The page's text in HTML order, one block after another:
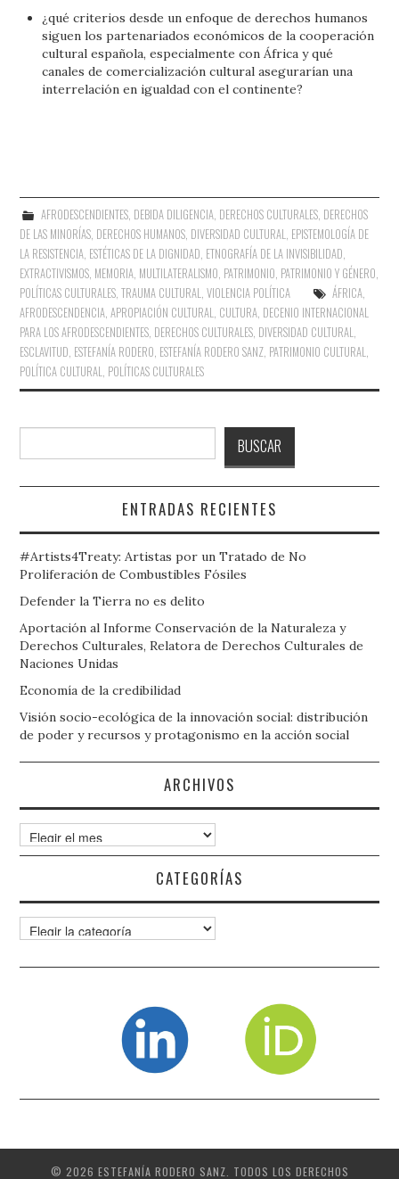
¿qué criterios desde un enfoque de derechos humanos
siguen los partenariados económicos de la cooperación
cultural española, especialmente con África y qué
canales de comercialización cultural asegurarían una
interrelación en igualdad con el continente?
AFRODESCENDIENTES, DEBIDA DILIGENCIA, DERECHOS CULTURALES, DERECHOS
DE LAS MINORÍAS, DERECHOS HUMANOS, DIVERSIDAD CULTURAL, EPISTEMOLOGÍA DE
LA RESISTENCIA, ESTÉTICAS DE LA DIGNIDAD, ETNOGRAFÍA DE LA INVISIBILIDAD,
EXTRACTIVISMOS, MEMORIA, MULTILATERALISMO, PATRIMONIO, PATRIMONIO Y GÉNERO,
POLÍTICAS CULTURALES,TRAUMA CULTURAL,VIOLENCIA POLÍTICA ÁFRICA,
AFRODESCENDENCIA,APROPIACIÓN CULTURAL, CULTURA, DECENIO INTERNACIONAL
PARA LOS AFRODESCENDIENTES, DERECHOS CULTURALES, DIVERSIDAD CULTURAL,
ESCLAVITUD, ESTEFANÍA RODERO, ESTEFANÍA RODERO SANZ, PATRIMONIO CULTURAL,
POLÍTICA CULTURAL, POLÍTICAS CULTURALES
BUSCAR
ENTRADAS RECIENTES
#Artists4Treaty: Artistas por un Tratado de No
Proliferación de Combustibles Fósiles
Defender la Tierra no es delito
Aportación al Informe Conservación de la Naturaleza y
Derechos Culturales, Relatora de Derechos Culturales de
Naciones Unidas
Economía de la credibilidad
Visión socio-ecológica de la innovación social: distribución
de poder y recursos y protagonismo en la acción social
ARCHIVOS
Archivos
CATEGORÍAS
Categorías
© 2026 ESTEFANÍA RODERO SANZ. TODOS LOS DERECHOS